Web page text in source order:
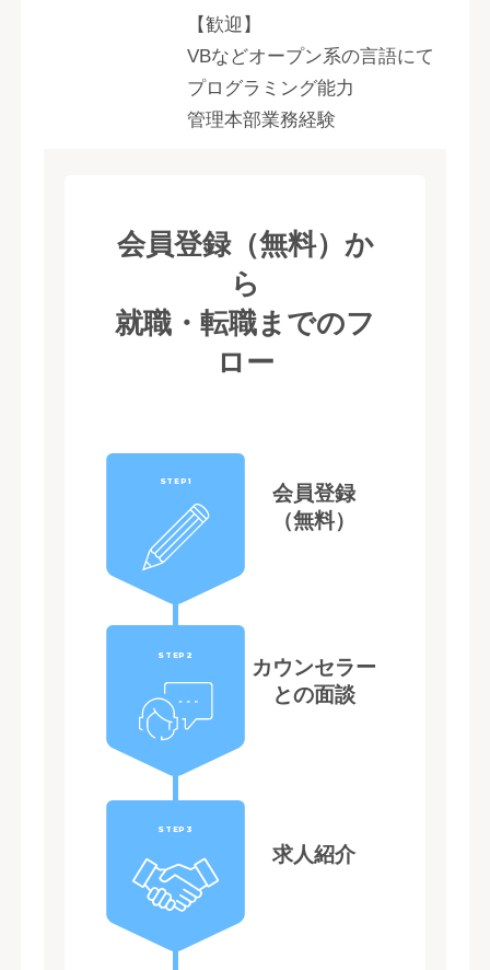
【歓迎】
VBなどオープン系の言語にて
プログラミング能力
管理本部業務経験
会員登録（無料）か
ら
就職・転職までのフ
ロー
STEP1
会員登録
（無料）
STEP2
カウンセラー
との面談
STEP3
求人紹介